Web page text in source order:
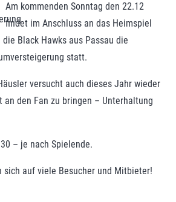
Am kommenden Sonntag den 22.12
findet im Anschluss an das Heimspiel
Black Hawks aus Passau die
statt.
versucht auch dieses Jahr wieder
an den Fan zu bringen – Unterhaltung
– je nach Spielende.
sich auf viele Besucher und Mitbieter!